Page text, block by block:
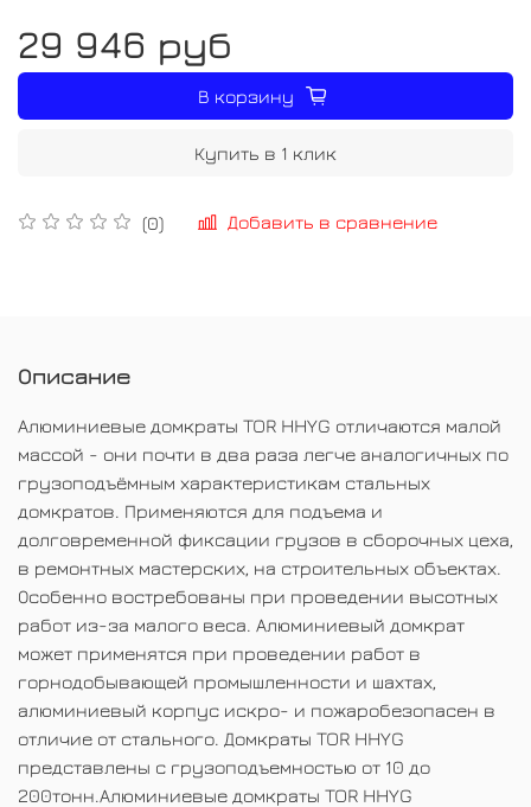
(0) Добавить в сравнение
29 946 руб
В корзину
Купить в 1 клик
Описание
Алюминиевые домкраты TOR HHYG отличаются малой
массой - они почти в два раза легче аналогичных по
грузоподъёмным характеристикам стальных
домкратов. Применяются для подъема и
долговременной фиксации грузов в сборочных цеха,
в ремонтных мастерских, на строительных объектах.
Особенно востребованы при проведении высотных
работ из-за малого веса. Алюминиевый домкрат
может применятся при проведении работ в
горнодобывающей промышленности и шахтах,
алюминиевый корпус искро- и пожаробезопасен в
отличие от стального. Домкраты TOR HHYG
представлены с грузоподъемностью от 10 до
200тонн.Алюминиевые домкраты TOR HHYG